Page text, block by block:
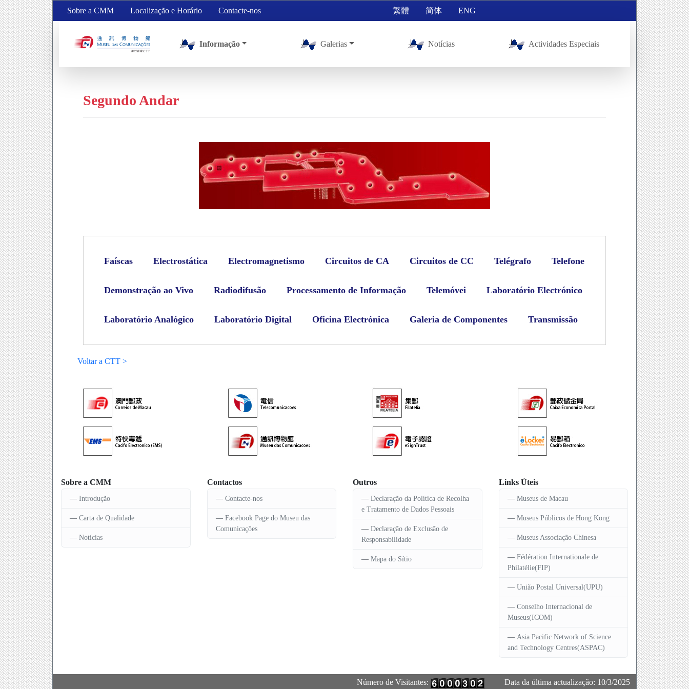
Sobre a CMM Localização e Horário Contacte-nos 繁體 简体 ENG
Informação Galerias Notícias Actividades Especiais
Segundo Andar
Faíscas Electrostática Electromagnetismo Circuitos de CA Circuitos de CC Telégrafo Telefone
Demonstração ao Vivo Radiodifusão Processamento de Informação Telemóvei Laboratório Electrónico
Laboratório Analógico Laboratório Digital Oficina Electrónica Galeria de Componentes Transmissão
Voltar a CTT >
Sobre a CMM
Introdução
Carta de Qualidade
Notícias
Contactos
Contacte-nos
Facebook Page do Museu das
Comunicações
Outros
Declaração da Política de Recolha
e Tratamento de Dados Pessoais
Declaração de Exclusão de
Responsabilidade
Mapa do Sítio
Links Úteis
Museus de Macau
Museus Públicos de Hong Kong
Museus Associação Chinesa
Fédération Internationale de
Philatélie(FIP)
União Postal Universal(UPU)
Conselho Internacional de
Museus(ICOM)
Asia Pacific Network of Science
and Technology Centres(ASPAC)
Número de Visitantes: Data da última actualização: 10/3/2025